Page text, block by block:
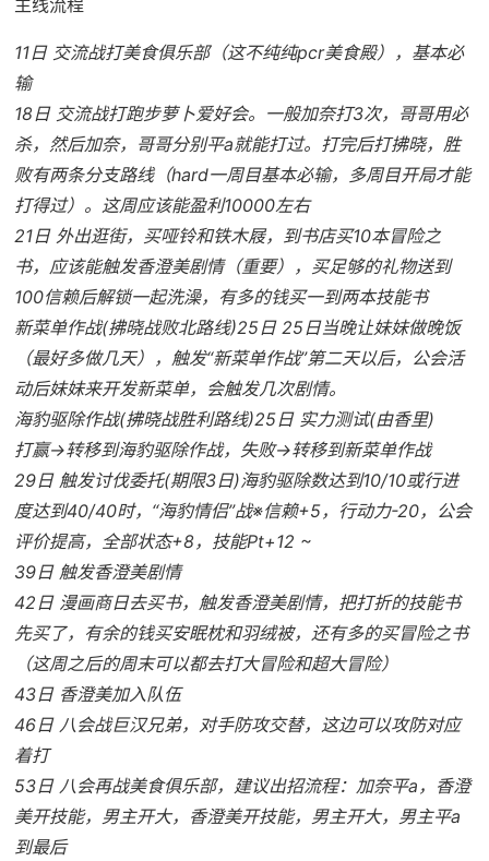
11日 交流战打美食俱乐部（这不纯纯pcr美食殿），基本必
输
18日 交流战打跑步萝卜爱好会。一般加奈打3次，哥哥用必
杀，然后加奈，哥哥分别平a就能打过。打完后打拂晓，胜
败有两条分支路线（hard一周目基本必输，多周目开局才能
打得过）。这周应该能盈利10000左右
21日 外出逛街，买哑铃和铁木屐，到书店买10本冒险之
书，应该能触发香澄美剧情（重要），买足够的礼物送到
100信赖后解锁一起洗澡，有多的钱买一到两本技能书
新菜单作战(拂晓战败北路线)25日 25日当晚让妹妹做晚饭
（最好多做几天），触发“新菜单作战”第二天以后，公会活
动后妹妹来开发新菜单，会触发几次剧情。
海豹驱除作战(拂晓战胜利路线)25日 实力测试(由香里)
打赢→转移到海豹驱除作战，失败→转移到新菜单作战
29日 触发讨伐委托(期限3日)海豹驱除数达到10/10或行进
度达到40/40时，“海豹情侣”战※信赖+5，行动力-20，公会
评价提高，全部状态+8，技能Pt+12 ~
39日 触发香澄美剧情
42日 漫画商日去买书，触发香澄美剧情，把打折的技能书
先买了，有余的钱买安眠枕和羽绒被，还有多的买冒险之书
（这周之后的周末可以都去打大冒险和超大冒险）
43日 香澄美加入队伍
46日 八会战巨汉兄弟，对手防攻交替，这边可以攻防对应
着打
53日 八会再战美食俱乐部，建议出招流程：加奈平a，香澄
美开技能，男主开大，香澄美开技能，男主开大，男主平a
到最后